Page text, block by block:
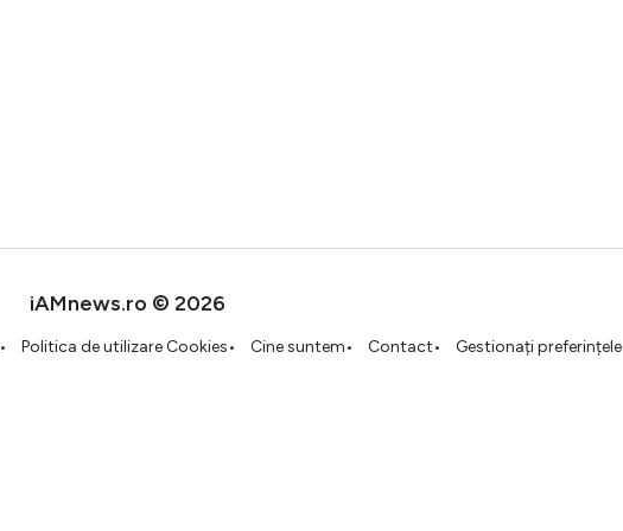
iAMnews.ro © 2026
Politica de utilizare Cookies Cine suntem Contact Gestionați preferințele